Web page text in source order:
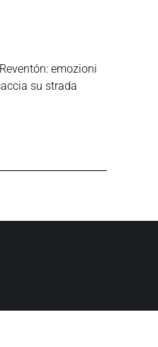
emozioni
su strada